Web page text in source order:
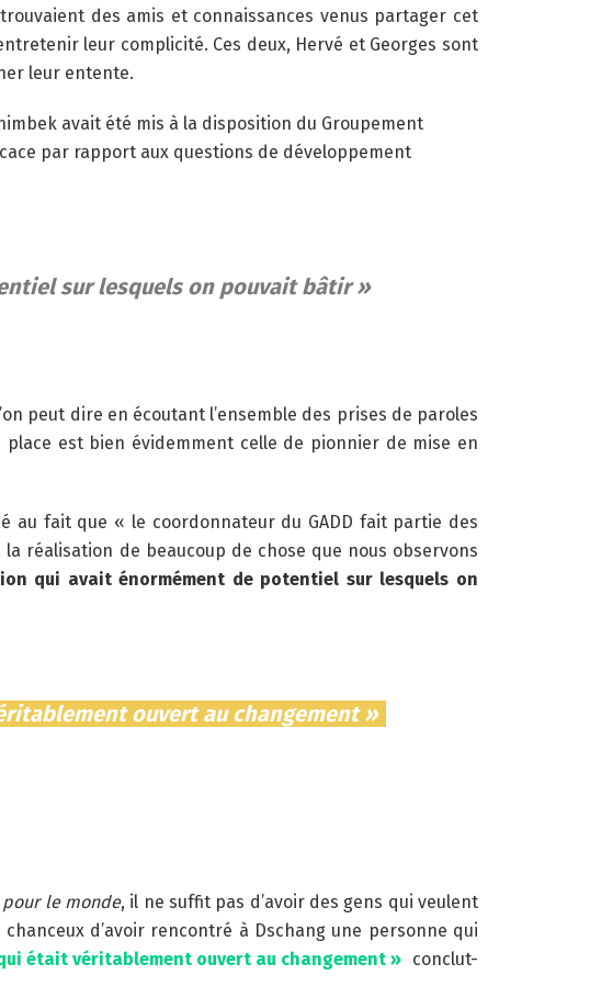
des amis et connaissances venus partager cet
leur complicité. Ces deux, Hervé et Georges sont
leur entente.
avait été mis à la disposition du Groupement
par rapport aux questions de développement
sur lesquels on pouvait bâtir »
peut dire en écoutant l’ensemble des prises de paroles
place est bien évidemment celle de pionnier de mise en
au fait que « le coordonnateur du GADD fait partie des
réalisation de beaucoup de chose que nous observons
qui avait énormément de potentiel sur lesquels on
ouvert au changement »
pour le monde, il ne suffit pas d’avoir des gens qui veulent
d’avoir rencontré à Dschang une personne qui
était véritablement ouvert au changement » conclut-